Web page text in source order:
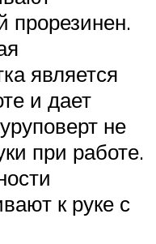
прорезинен.
является
и дает
не
при работе.
к руке с